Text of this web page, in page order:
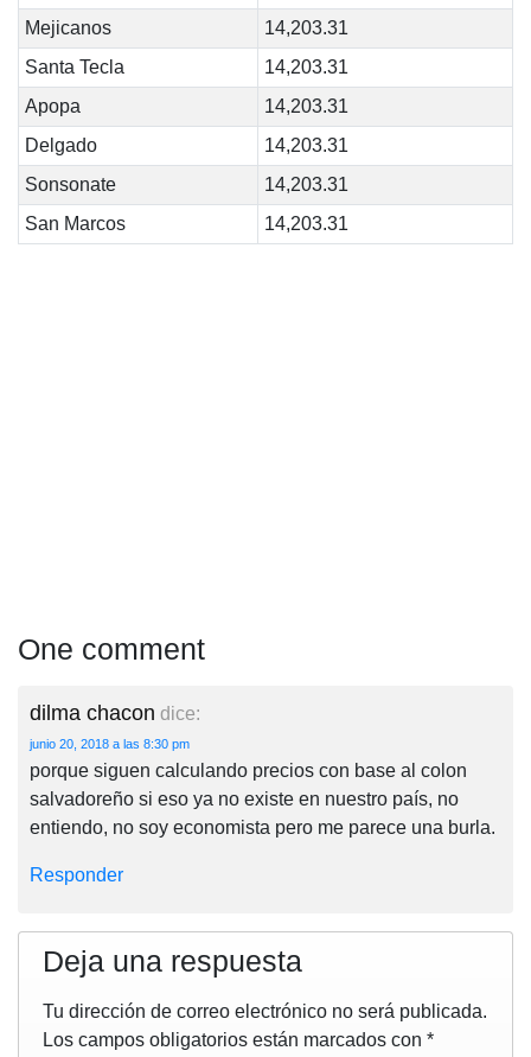
Mejicanos
14,203.31
Santa Tecla
14,203.31
Apopa
14,203.31
Delgado
14,203.31
Sonsonate
14,203.31
San Marcos
14,203.31
One comment
dilma chacon dice:
junio 20, 2018 a las 8:30 pm
porque siguen calculando precios con base al colon
salvadoreño si eso ya no existe en nuestro país, no
entiendo, no soy economista pero me parece una burla.
Responder
Deja una respuesta
Tu dirección de correo electrónico no será publicada.
Los campos obligatorios están marcados con *